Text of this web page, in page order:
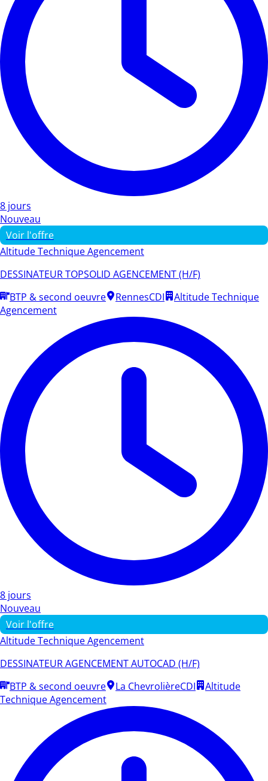
8 jours
Nouveau
Voir l'offre
Altitude Technique Agencement
DESSINATEUR TOPSOLID AGENCEMENT (H/F)
BTP & second oeuvre
RennesCDI
Altitude Technique
Agencement
8 jours
Nouveau
Voir l'offre
Altitude Technique Agencement
DESSINATEUR AGENCEMENT AUTOCAD (H/F)
BTP & second oeuvre
La ChevrolièreCDI
Altitude
Technique Agencement